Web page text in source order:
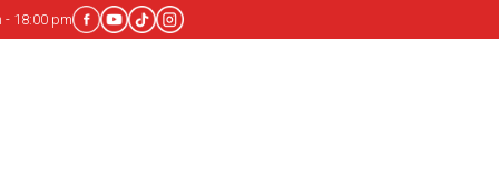
- 18:00 pm